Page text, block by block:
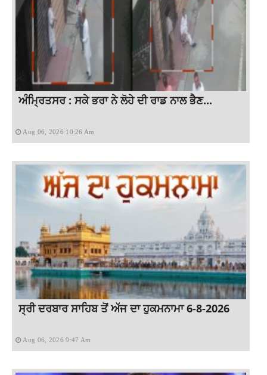
ਅੰਮ੍ਰਿਤਸਰ : ਸਕੇ ਭਰਾ ਨੇ ਲੋਹੇ ਦੀ ਰਾਡ ਨਾਲ ਭੈਣ...
Aug 06, 2026 10:26 Am
ਸ੍ਰੀ ਦਰਬਾਰ ਸਾਹਿਬ ਤੋਂ ਅੱਜ ਦਾ ਹੁਕਮਨਾਮਾ 6-8-2026
Aug 06, 2026 9:47 Am